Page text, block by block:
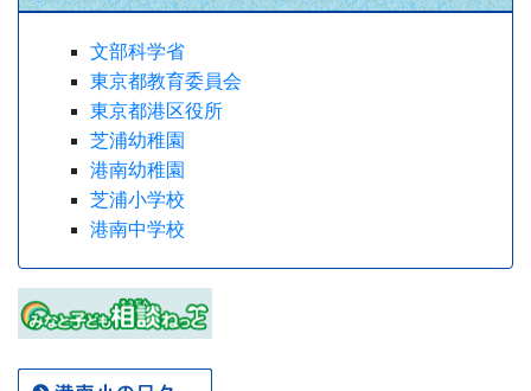
文部科学省
東京都教育委員会
東京都港区役所
芝浦幼稚園
港南幼稚園
芝浦小学校
港南中学校